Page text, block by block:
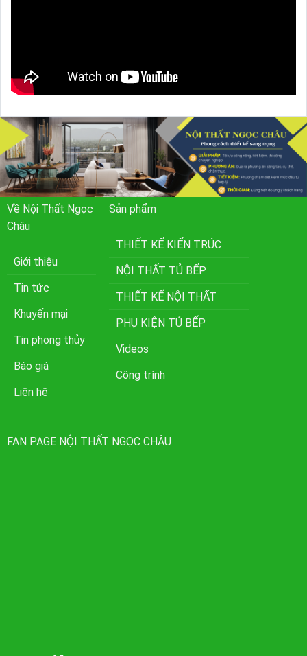
Về Nội Thất Ngọc
Châu
Giới thiệu
Tin tức
Khuyến mại
Tin phong thủy
Báo giá
Liên hệ
Sản phẩm
THIẾT KẾ KIẾN TRÚC
NỘI THẤT TỦ BẾP
THIẾT KẾ NỘI THẤT
PHỤ KIỆN TỦ BẾP
Videos
Công trình
FAN PAGE NỘI THẤT NGỌC CHÂU